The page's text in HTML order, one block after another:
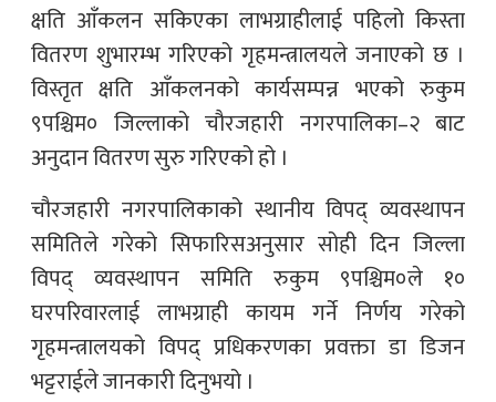
क्षति आँकलन सकिएका लाभग्राहीलाई पहिलो किस्ता
वितरण शुभारम्भ गरिएको गृहमन्त्रालयले जनाएको छ ।
विस्तृत क्षति आँकलनको कार्यसम्पन्न भएको रुकुम
९पश्चिम० जिल्लाको चौरजहारी नगरपालिका–२ बाट
अनुदान वितरण सुरु गरिएको हो ।
चौरजहारी नगरपालिकाको स्थानीय विपद् व्यवस्थापन
समितिले गरेको सिफारिसअनुसार सोही दिन जिल्ला
विपद् व्यवस्थापन समिति रुकुम ९पश्चिम०ले १०
घरपरिवारलाई लाभग्राही कायम गर्ने निर्णय गरेको
गृहमन्त्रालयको विपद् प्रधिकरणका प्रवक्ता डा डिजन
भट्टराईले जानकारी दिनुभयो ।